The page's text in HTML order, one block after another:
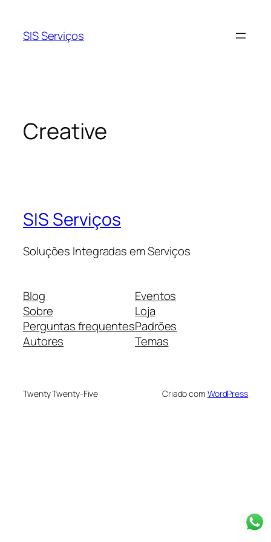
SIS Serviços
Creative
SIS Serviços
Soluções Integradas em Serviços
Blog
Sobre
Perguntas frequentes
Autores
Eventos
Loja
Padrões
Temas
Twenty Twenty-Five Criado com WordPress